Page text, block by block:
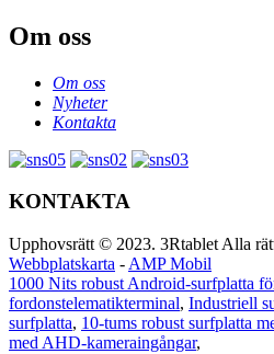
Om oss
Om oss
Nyheter
Kontakta
KONTAKTA
Upphovsrätt © 2023. 3Rtablet Alla
Webbplatskarta - AMP Mobil
1000 Nits robust Android-surfplatta
fordonstelematikterminal, Industriell
surfplatta, 10-tums robust surfplatta
med AHD-kameraingångar,